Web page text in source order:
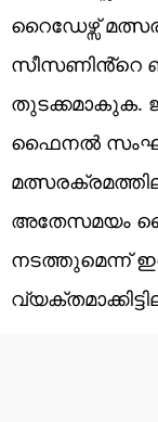
റൈഡേഴ്സ്
സീസണിൻ്റെ
തുടക്കമാകുക.
ഫൈനൽ
അതേസമയം
നടത്തുമെന്ന്